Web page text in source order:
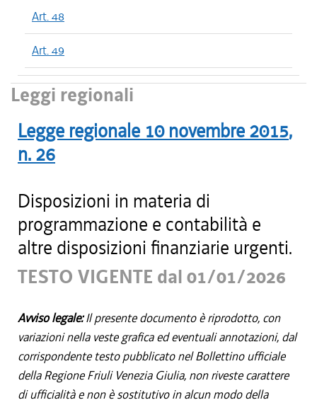
Art. 48
Art. 49
Leggi regionali
Legge regionale 10 novembre 2015,
n. 26
Disposizioni in materia di
programmazione e contabilità e
altre disposizioni finanziarie urgenti.
TESTO VIGENTE dal 01/01/2026
Avviso legale:Il presente documento è riprodotto, con
variazioni nella veste grafica ed eventuali annotazioni, dal
corrispondente testo pubblicato nel Bollettino ufficiale
della Regione Friuli Venezia Giulia, non riveste carattere
di ufficialità e non è sostitutivo in alcun modo della